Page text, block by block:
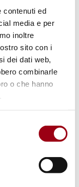
contenuti ed
media e per
inoltre
sito con i
dei dati web,
combinarle
o che hanno
civico